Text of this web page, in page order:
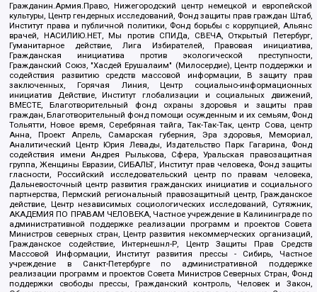
Гражданин.Армия.Право, Нижегородский центр немецкой и европейской
культуры, Центр гендерных исследований, Фонд защиты прав граждан Штаб,
Институт права и публичной политики, Фонд борьбы с коррупцией, Альянс
врачей, НАСИЛИЮ.НЕТ, Мы против СПИДа, СВЕЧА, Открытый Петербург,
Гуманитарное действие, Лига Избирателей, Правовая инициатива,
Гражданская инициатива против экологической преступности,
Гражданский Союз, "Хасдей Ерушалаим" (Милосердие), Центр поддержки и
содействия развитию средств массовой информации, В защиту прав
заключенных, Горячая Линия, Центр социально-информационных
инициатив Действие, Институт глобализации и социальных движений,
ВМЕСТЕ, Благотворительный фонд охраны здоровья и защиты прав
граждан, Благотворительный фонд помощи осужденным и их семьям, Фонд
Тольятти, Новое время, Серебряная тайга, Так-Так-Так, центр Сова, центр
Анна, Проект Апрель, Самарская губерния, Эра здоровья, Мемориал,
Аналитический Центр Юрия Левады, Издательство Парк Гагарина, Фонд
содействия имени Андрея Рылькова, Сфера, Уральская правозащитная
группа, Женщины Евразии, СИБАЛЬТ, Институт прав человека, Фонд защиты
гласности, Российский исследовательский центр по правам человека,
Дальневосточный центр развития гражданских инициатив и социального
партнерства, Пермский региональный правозащитный центр, Гражданское
действие, Центр независимых социологических исследований, Сутяжник,
АКАДЕМИЯ ПО ПРАВАМ ЧЕЛОВЕКА, Частное учреждение в Калининграде по
административной поддержке реализации программ и проектов Совета
Министров северных стран, Центр развития некоммерческих организаций,
Гражданское содействие, Интернешнл-Р, Центр Защиты Прав Средств
Массовой Информации, Институт развития прессы - Сибирь, Частное
учреждение в Санкт-Петербурге по административной поддержке
реализации программ и проектов Совета Министров Северных Стран, Фонд
поддержки свободы прессы, Гражданский контроль, Человек и Закон,